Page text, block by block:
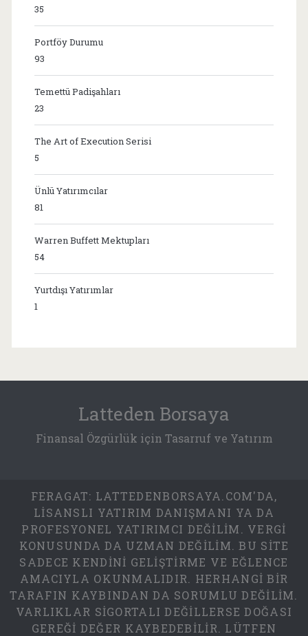
35
Portföy Durumu
93
Temettü Padişahları
23
The Art of Execution Serisi
5
Ünlü Yatırımcılar
81
Warren Buffett Mektupları
54
Yurtdışı Yatırımlar
1
Latteden Borsaya
Finansal Özgürlük için Tasarruf ve Yatırım
FERAGAT: LATTEDENBORSAYA.COM'DA,
LISANSLI YATIRIM DANIŞMANI YA DA
PROFESYONEL YATIRIMCI DEĞILIM. VERGI
KONUSUNDA DA UZMAN DEĞILIM. BU SITE
SADECE KENDINI GELIŞTIRME VE EĞLENCE
AMACIYLA OKUNMALIDIR. HERHANGI BIR
TARAFIN KAYBINDAN DA SORUMLU DEĞILIM.
VARLIKLAR SIGORTALI DEĞILLERSE DOĞASI
GEREĞI DEĞER KAYBEDEBILIR. LÜTFEN